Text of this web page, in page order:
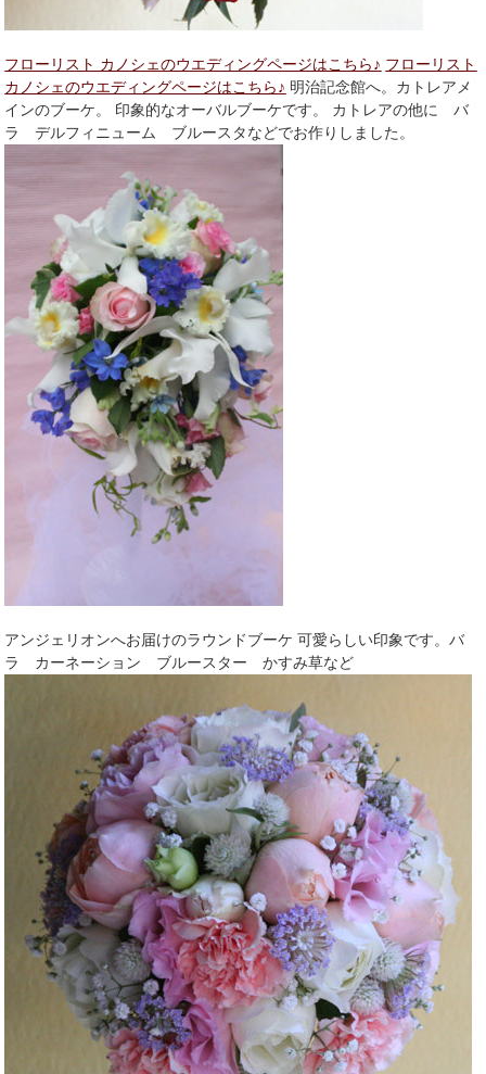
フローリスト カノシェのウエディングページはこちら♪ フローリスト
カノシェのウエディングページはこちら♪ 明治記念館へ。カトレアメ
インのブーケ。 印象的なオーバルブーケです。 カトレアの他に バ
ラ デルフィニューム ブルースタなどでお作りしました。
アンジェリオンへお届けのラウンドブーケ 可愛らしい印象です。バ
ラ カーネーション ブルースター かすみ草など